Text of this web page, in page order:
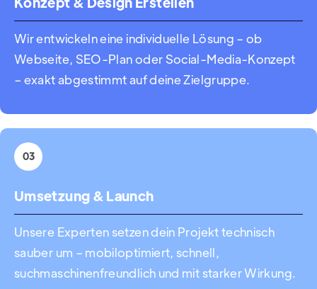
Wir entwickeln eine individuelle Lösung – ob
Webseite, SEO-Plan oder Social-Media-Konzept
– exakt abgestimmt auf deine Zielgruppe.
03
Umsetzung & Launch
Unsere Experten setzen dein Projekt technisch
sauber um – mobiloptimiert, schnell,
suchmaschinenfreundlich und mit starker Wirkung.